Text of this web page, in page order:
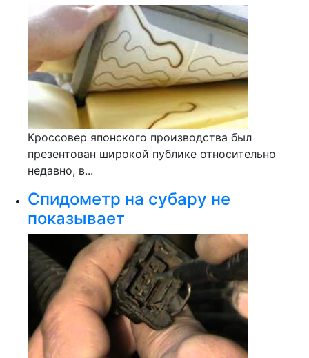
Кроссовер японского производства был
презентован широкой публике относительно
недавно, в...
Спидометр на субару не
показывает